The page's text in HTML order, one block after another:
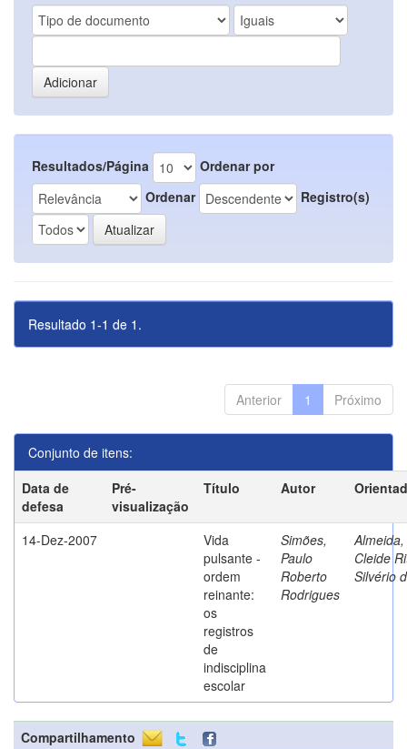
Resultados/Página
Ordenar por
Ordenar
Registro(s)
Resultado 1-1 de 1.
Anterior 1 Próximo
Conjunto de itens:
Data de
defesa
Pré-
visualização
Título Autor
14-Dez-2007
Vida
pulsante -
ordem
reinante:
os
registros
de
indisciplina
escolar
Simões,
Paulo
Roberto
Rodrigues
Almeida,
Cleide
Silvério
Compartilhamento